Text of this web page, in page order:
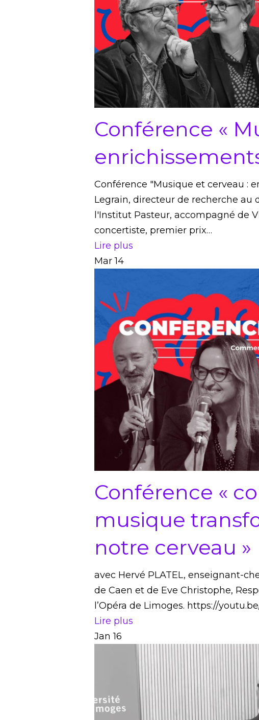
Conférence «
Conférence "Musique et cerveau :
Legrain, directeur de recherche au
l'Institut Pasteur, accompagné de
concertiste, premier prix…
Lire plus
Mar 14
Conférence «
musique
notre cerveau »
avec Hervé PLATEL, enseignant-
de Caen et de Eve Christophe,
l’Opéra de Limoges. https://
Lire plus
Jan 16